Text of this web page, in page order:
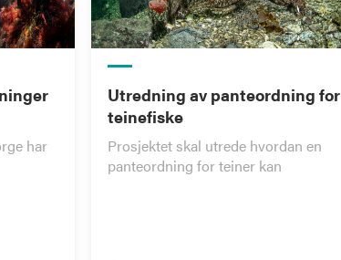
har
Utredning av panteordning for
teinefiske
Prosjektet skal utrede hvordan en
panteordning for teiner kan